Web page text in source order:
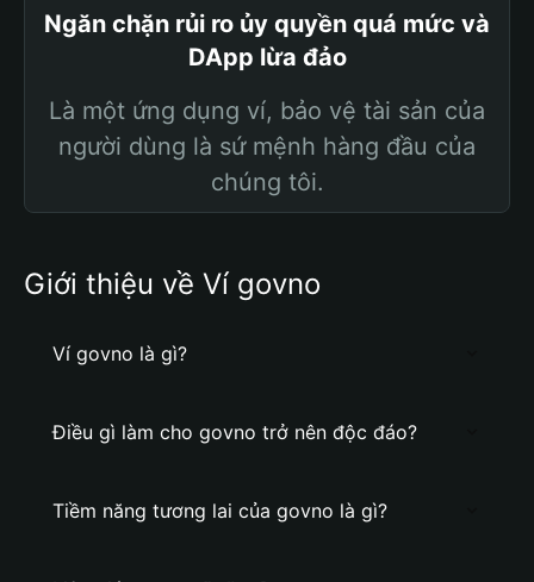
Ngăn chặn rủi ro ủy quyền quá mức và
DApp lừa đảo
Là một ứng dụng ví, bảo vệ tài sản của
người dùng là sứ mệnh hàng đầu của
chúng tôi.
Giới thiệu về Ví govno
Ví govno là gì?
Điều gì làm cho govno trở nên độc đáo?
Tiềm năng tương lai của govno là gì?